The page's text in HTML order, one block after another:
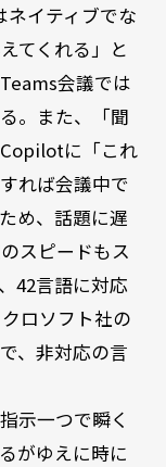
イティブでな
てくれる」と
会議では
。また、「聞
に「これ
れば会議中で
め、話題に遅
スピードもス
42言語に対応
ロソフト社の
、非対応の言
示一つで瞬く
がゆえに時に